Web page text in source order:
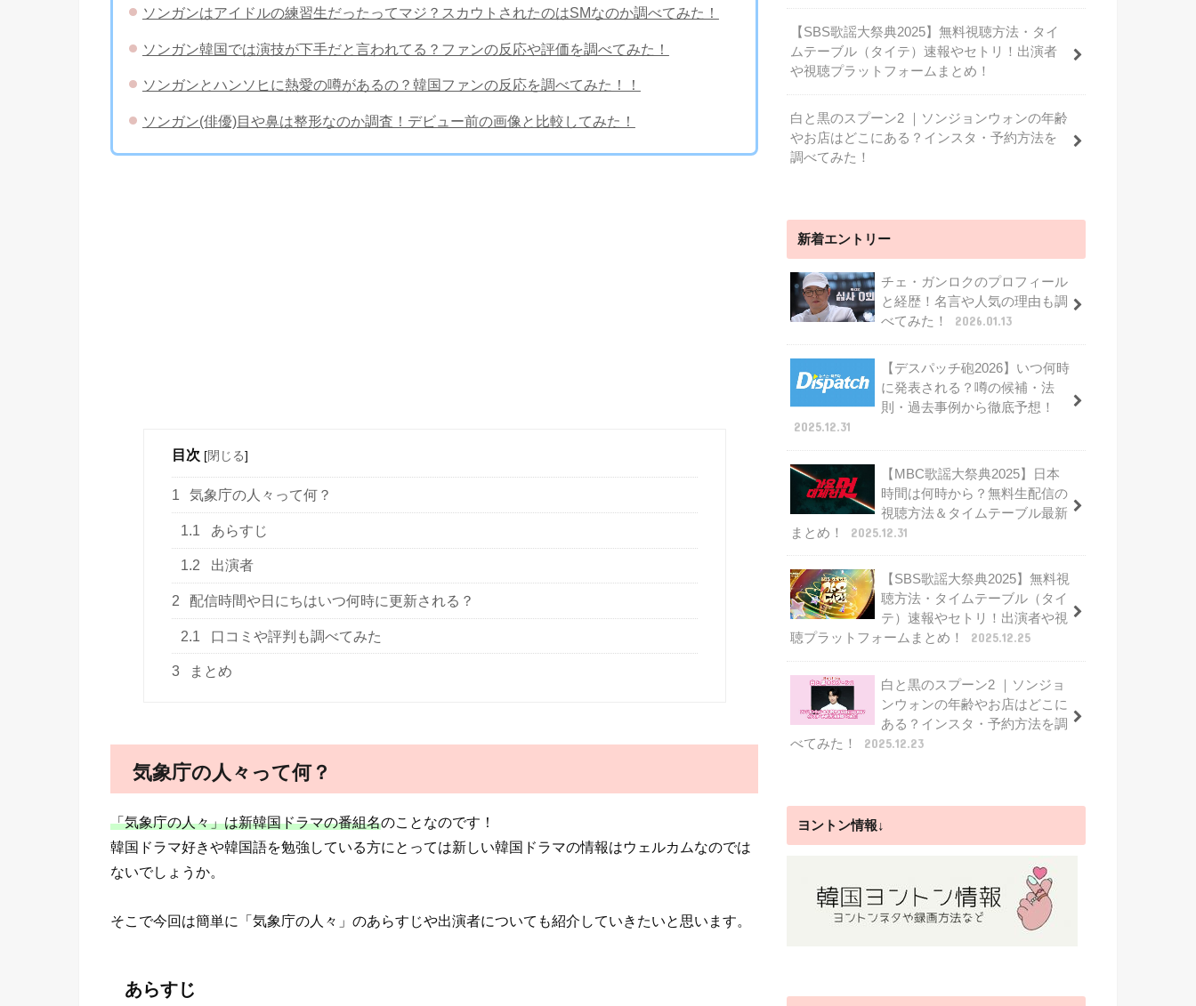
ソンガンはアイドルの練習生だったってマジ？スカウトされたのはSMなのか調べてみた！
ソンガン韓国では演技が下手だと言われてる？ファンの反応や評価を調べてみた！
ソンガンとハンソヒに熱愛の噂があるの？韓国ファンの反応を調べてみた！！
ソンガン(俳優)目や鼻は整形なのか調査！デビュー前の画像と比較してみた！
目次 [閉じる]
1 気象庁の人々って何？
1.1 あらすじ
1.2 出演者
2 配信時間や日にちはいつ何時に更新される？
2.1 口コミや評判も調べてみた
3 まとめ
気象庁の人々って何？
「気象庁の人々」は新韓国ドラマの番組名のことなのです！
韓国ドラマ好きや韓国語を勉強している方にとっては新しい韓国ドラマの情報はウェルカムなのでは
ないでしょうか。
そこで今回は簡単に「気象庁の人々」のあらすじや出演者についても紹介していきたいと思います。
あらすじ
【SBS歌謡大祭典2025】無料視聴方法・タイ
ムテーブル（タイテ）速報やセトリ！出演者
や視聴プラットフォームまとめ！
白と黒のスプーン2 ｜ソンジョンウォンの年齢
やお店はどこにある？インスタ・予約方法を
調べてみた！
新着エントリー
チェ・ガンロクのプロフィール
と経歴！名言や人気の理由も調
べてみた！
2026.01.13
【デスパッチ砲2026】いつ何時
に発表される？噂の候補・法
則・過去事例から徹底予想！
2025.12.31
【MBC歌謡大祭典2025】日本
時間は何時から？無料生配信の
視聴方法＆タイムテーブル最新
まとめ！
2025.12.31
【SBS歌謡大祭典2025】無料視
聴方法・タイムテーブル（タイ
テ）速報やセトリ！出演者や視
聴プラットフォームまとめ！
2025.12.25
白と黒のスプーン2 ｜ソンジョ
ンウォンの年齢やお店はどこに
ある？インスタ・予約方法を調
べてみた！
2025.12.23
ヨントン情報↓